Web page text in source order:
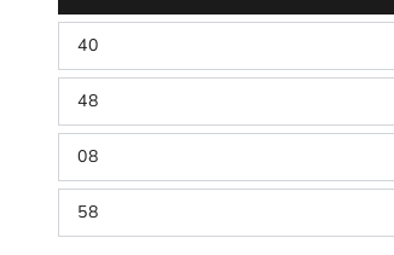
40
48
08
58